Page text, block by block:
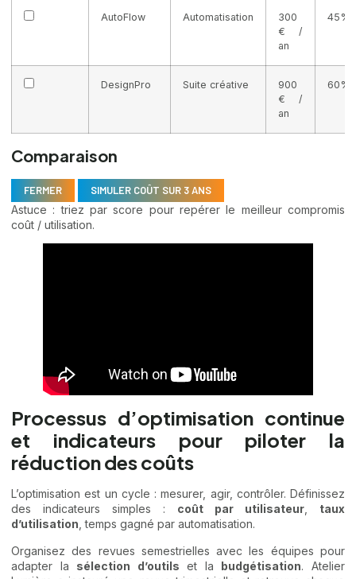
AutoFlow Automatisation
300
€ /
an
45%
DesignPro Suite créative
900
€ /
an
60%
Comparaison
FERMER SIMULER COÛT SUR 3 ANS
Astuce : triez par score pour repérer le meilleur compromis
coût / utilisation.
Processus d’optimisation continue
et indicateurs pour piloter la
réduction des coûts
L’optimisation est un cycle : mesurer, agir, contrôler. Définissez
des indicateurs simples : coût par utilisateur
taux
d’utilisation , temps gagné par automatisation.
Organisez des revues semestrielles avec les équipes pour
adapter la sélection d’outils et la budgétisation. Atelier